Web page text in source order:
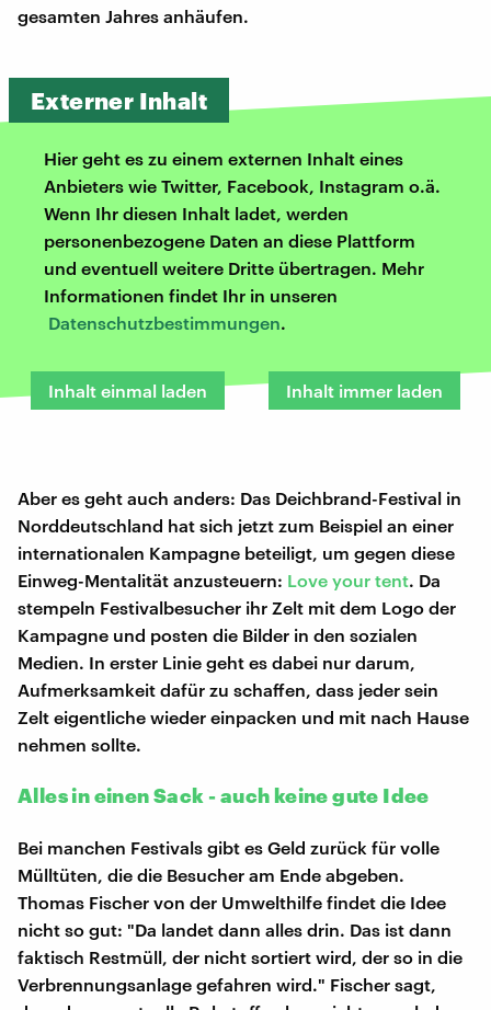
gesamten Jahres anhäufen.
Externer Inhalt
Hier geht es zu einem externen Inhalt eines
Anbieters wie Twitter, Facebook, Instagram o.ä.
Wenn Ihr diesen Inhalt ladet, werden
personenbezogene Daten an diese Plattform
und eventuell weitere Dritte übertragen. Mehr
Informationen findet Ihr in unseren
Datenschutzbestimmungen.
Inhalt einmal laden Inhalt immer laden
Aber es geht auch anders: Das Deichbrand-Festival in
Norddeutschland hat sich jetzt zum Beispiel an einer
internationalen Kampagne beteiligt, um gegen diese
Einweg-Mentalität anzusteuern: Love your tent. Da
stempeln Festivalbesucher ihr Zelt mit dem Logo der
Kampagne und posten die Bilder in den sozialen
Medien. In erster Linie geht es dabei nur darum,
Aufmerksamkeit dafür zu schaffen, dass jeder sein
Zelt eigentliche wieder einpacken und mit nach Hause
nehmen sollte.
Alles in einen Sack - auch keine gute Idee
Bei manchen Festivals gibt es Geld zurück für volle
Mülltüten, die die Besucher am Ende abgeben.
Thomas Fischer von der Umwelthilfe findet die Idee
nicht so gut: "Da landet dann alles drin. Das ist dann
faktisch Restmüll, der nicht sortiert wird, der so in die
Verbrennungsanlage gefahren wird." Fischer sagt,